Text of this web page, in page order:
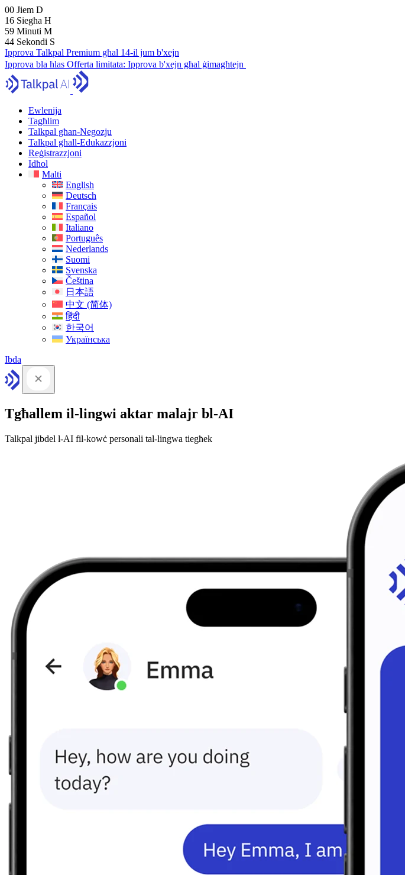
00 Jiem D
16 Siegħa H
59 Minuti M
43 Sekondi S
Ipprova Talkpal Premium għal 14-il jum b'xejn
Ipprova bla ħlas Offerta limitata: Ipprova b'xejn għal ġimagħtejn
Ewlenija
Tagħlim
Talkpal għan-Negozju
Talkpal għall-Edukazzjoni
Reġistrazzjoni
Idħol
Malti
English
Deutsch
Français
Español
Italiano
Português
Nederlands
Suomi
Svenska
Čeština
日本語
中文 (简体)
हिंदी
한국어
Українська
Ibda
Tgħallem il-lingwi aktar malajr bl-AI
Talkpal jibdel l-AI fil-kowċ personali tal-lingwa tiegħek